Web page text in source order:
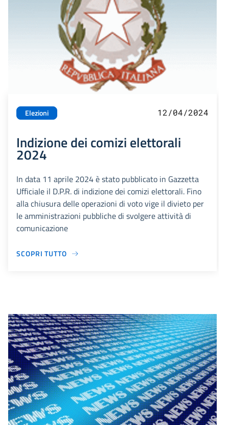
Elezioni 12/04/2024
Indizione dei comizi elettorali
2024
In data 11 aprile 2024 è stato pubblicato in Gazzetta
Ufficiale il D.P.R. di indizione dei comizi elettorali. Fino
alla chiusura delle operazioni di voto vige il divieto per
le amministrazioni pubbliche di svolgere attività di
comunicazione
SCOPRI TUTTO